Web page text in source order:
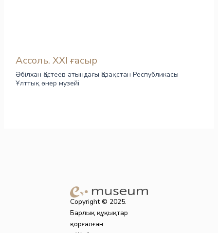
Ассоль. ХХI ғасыр
Әбілхан Қастеев атындағы Қазақстан Республикасы
Ұлттық өнер музейі
Copyright © 2025.
Барлық құқықтар
қорғалған